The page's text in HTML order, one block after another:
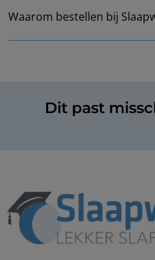
Waarom bestellen bij
Dit past